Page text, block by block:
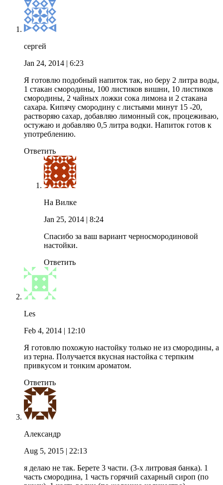
сергей
Jan 24, 2014 | 6:23
Я готовлю подобный напиток так, но беру 2 литра воды,
1 стакан смородины, 100 листиков вишни, 10 листиков
смородины, 2 чайных ложки сока лимона и 2 стакана
сахара. Кипячу смородину с листьями минут 15 -20,
растворяю сахар, добавляю лимонный сок, процеживаю,
остужаю и добавляю 0,5 литра водки. Напиток готов к
употреблению.
Ответить
На Вилке
Jan 25, 2014 | 8:24
Спасибо за ваш вариант черносмородиновой
настойки.
Ответить
Les
Feb 4, 2014 | 12:10
Я готовлю похожую настойку только не из смородины, а
из терна. Получается вкусная настойка с терпким
привкусом и тонким ароматом.
Ответить
Александр
Aug 5, 2015 | 22:13
я делаю не так. Берете 3 части. (3-х литровая банка). 1
часть смородина, 1 часть горячий сахарный сироп (по